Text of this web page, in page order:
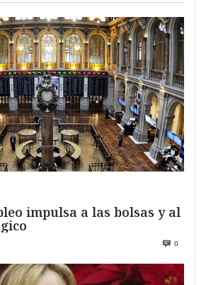
impulsa a las bolsas y al
0